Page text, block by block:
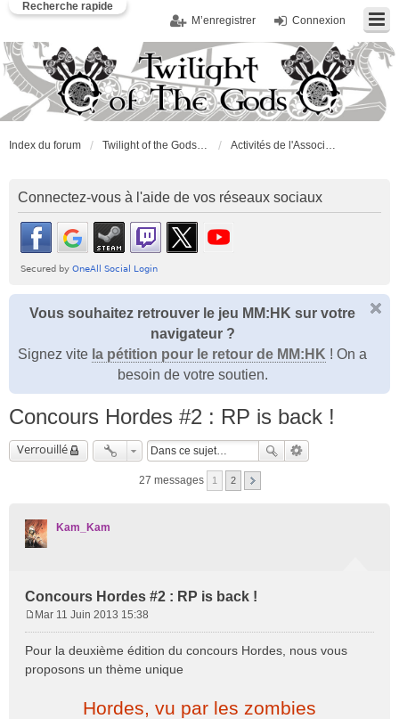
Connexion
M’enregistrer
Recherche rapide
Index du forum Twilight of the Gods : l'Association Activités de l'Association
Connectez-vous à l'aide de vos réseaux sociaux
Vous souhaitez retrouver le jeu MM:HK sur votre
navigateur ?
Signez vite la pétition pour le retour de MM:HK ! On a
besoin de votre soutien.
Concours Hordes #2 : RP is back !
Verrouillé
27 messages 1 2
Kam_Kam
Concours Hordes #2 : RP is back !
s
s
Mar 11 Juin 2013 15:38
Pour la deuxième édition du concours Hordes, nous vous
proposons un thème unique
Hordes, vu par les zombies